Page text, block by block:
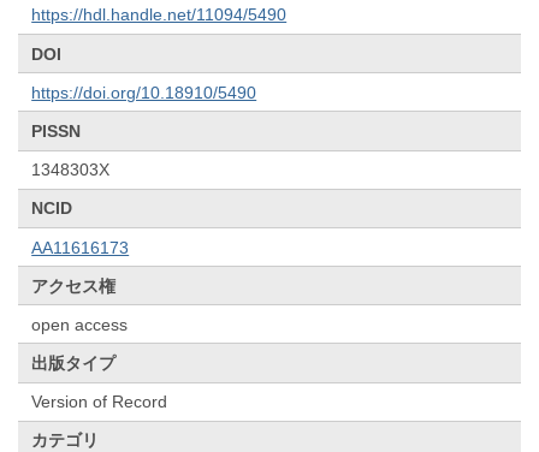
https://hdl.handle.net/11094/5490
DOI
https://doi.org/10.18910/5490
PISSN
1348303X
NCID
AA11616173
アクセス権
open access
出版タイプ
Version of Record
カテゴリ